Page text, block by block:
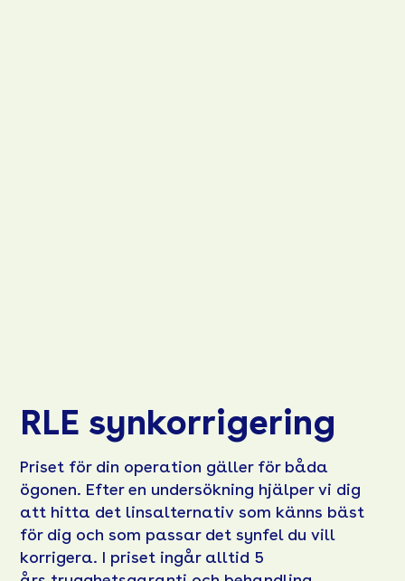
RLE synkorrigering
Priset för din operation gäller för båda
ögonen. Efter en undersökning hjälper vi dig
att hitta det linsalternativ som känns bäst
för dig och som passar det synfel du vill
korrigera. I priset ingår alltid 5